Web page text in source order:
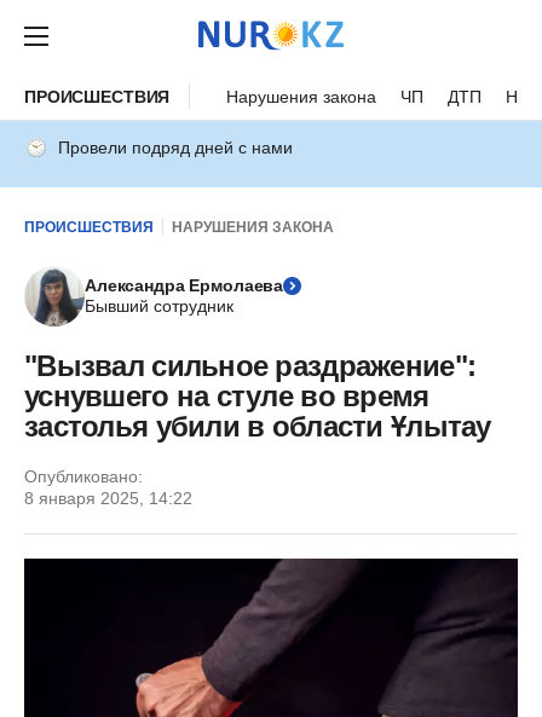
ПРОИСШЕСТВИЯ Нарушения закона ЧП ДТП
Провели подряд дней с нами
ПРОИСШЕСТВИЯ НАРУШЕНИЯ ЗАКОНА
Александра Ермолаева
Бывший сотрудник
"Вызвал сильное раздражение":
уснувшего на стуле во время
застолья убили в области Ұлытау
Опубликовано:
8 января 2025, 14:22